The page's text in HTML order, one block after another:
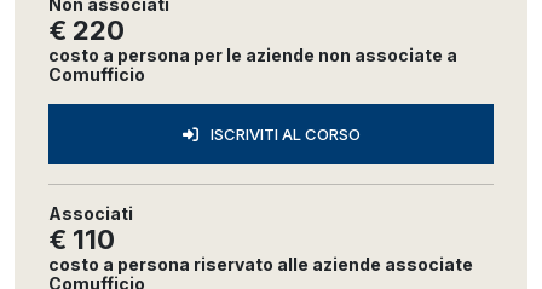
€ 220
costo a persona per le aziende non associate a
Comufficio
ISCRIVITI AL CORSO
Associati
€ 110
costo a persona riservato alle aziende associate
Comufficio